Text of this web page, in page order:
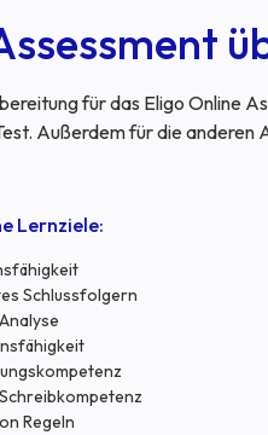
für das Eligo Online
Außerdem für die anderen
Lernziele:
Schlussfolgern
Regeln